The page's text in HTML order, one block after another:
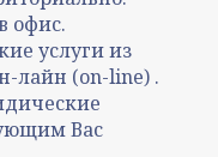
офис.
услуги из
лайн (on-line) .
Вас